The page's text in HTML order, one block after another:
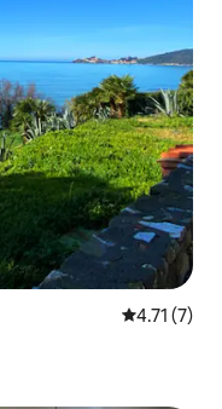
レビュー7
4.71 (7)